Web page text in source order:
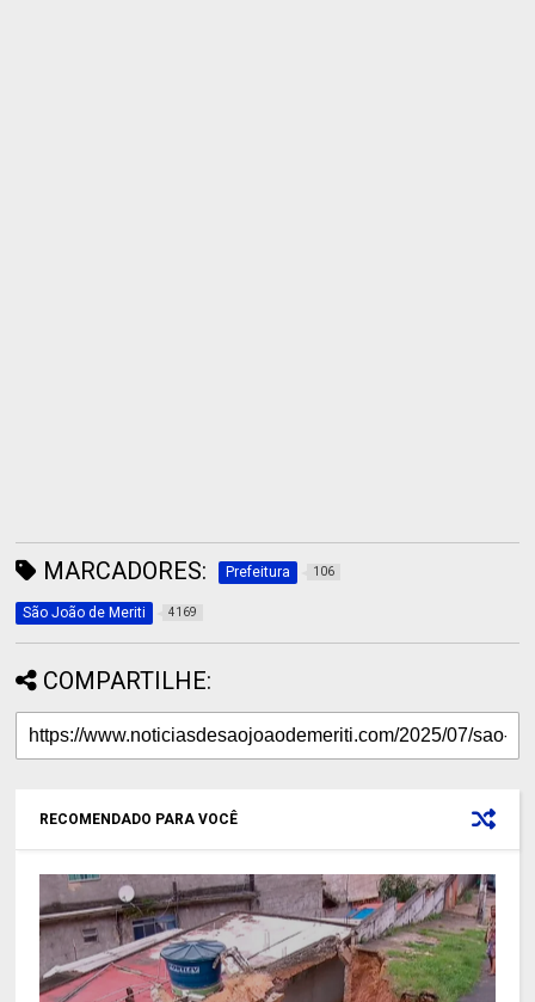
MARCADORES: Prefeitura 106
São João de Meriti 4169
COMPARTILHE:
RECOMENDADO PARA VOCÊ